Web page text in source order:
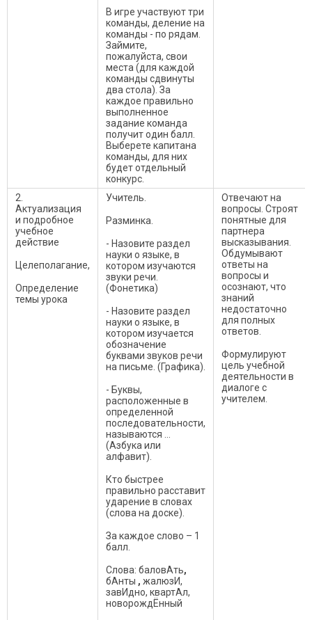
В игре участвуют три
команды, деление на
команды - по рядам.
Займите,
пожалуйста, свои
места (для каждой
команды сдвинуты
два стола). За
каждое правильно
выполненное
задание команда
получит один балл.
Выберете капитана
команды, для них
будет отдельный
конкурс.
2.
Актуализация
и подробное
учебное
действие
Целеполагание,
Определение
темы урока
Учитель.
Разминка.
- Назовите раздел
науки о языке, в
котором изучаются
звуки речи.
(Фонетика)
- Назовите раздел
науки о языке, в
котором изучается
обозначение
буквами звуков речи
на письме. (Графика).
- Буквы,
расположенные в
определенной
последовательности,
называются …
(Азбука или
алфавит).
Кто быстрее
правильно расставит
ударение в словах
(слова на доске).
За каждое слово – 1
балл.
Слова: баловАть,
бАнты , жалюзИ,
завИдно, квартАл,
новорождЁнный
Отвечают на
вопросы. Строят
понятные для
партнера
высказывания.
Обдумывают
ответы на
вопросы и
осознают, что
знаний
недостаточно
для полных
ответов.
Формулируют
цель учебной
деятельности в
диалоге с
учителем.